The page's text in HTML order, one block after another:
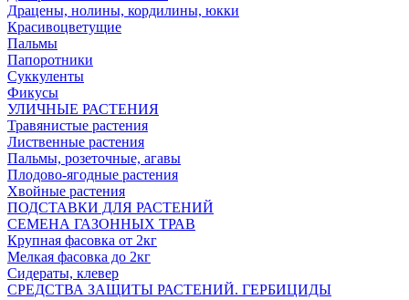
Драцены, нолины, кордилины, юкки
Красивоцветущие
Пальмы
Папоротники
Суккуленты
Фикусы
УЛИЧНЫЕ РАСТЕНИЯ
Травянистые растения
Лиственные растения
Пальмы, розеточные, агавы
Плодово-ягодные растения
Хвойные растения
ПОДСТАВКИ ДЛЯ РАСТЕНИЙ
СЕМЕНА ГАЗОННЫХ ТРАВ
Крупная фасовка от 2кг
Мелкая фасовка до 2кг
Сидераты, клевер
СРЕДСТВА ЗАЩИТЫ РАСТЕНИЙ. ГЕРБИЦИДЫ